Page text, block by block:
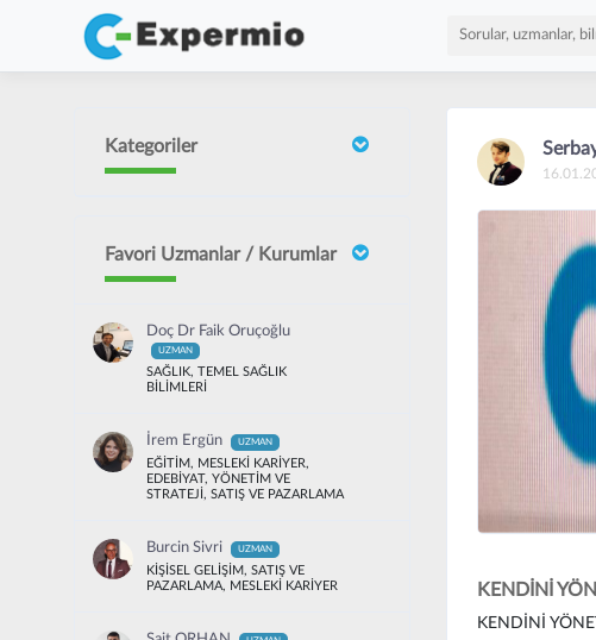
Kategoriler
Favori Uzmanlar / Kurumlar
Doç Dr Faik Oruçoğlu
UZMAN
SAĞLIK, TEMEL SAĞLIK
BİLİMLERİ
İrem Ergün UZMAN
EĞİTİM, MESLEKİ KARİYER,
EDEBİYAT, YÖNETİM VE
STRATEJİ, SATIŞ VE PAZARLAMA
Burcin Sivri UZMAN
KİŞİSEL GELİŞİM, SATIŞ VE
PAZARLAMA, MESLEKİ KARİYER
KENDİNİ
KENDİNİ